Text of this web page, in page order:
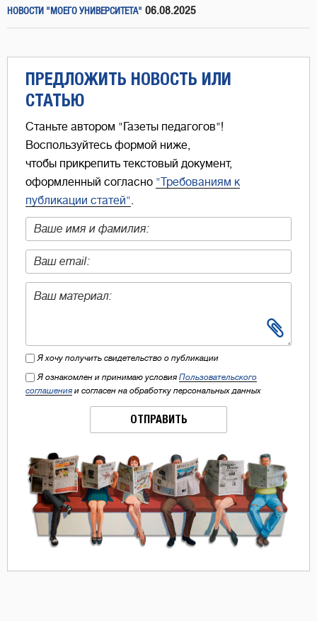
НОВОСТИ "МОЕГО УНИВЕРСИТЕТА" 06.08.2025
ПРЕДЛОЖИТЬ НОВОСТЬ ИЛИ
СТАТЬЮ
Станьте автором "Газеты педагогов"!
Воспользуйтесь формой ниже,
чтобы прикрепить текстовый документ,
оформленный согласно "Требованиям к
публикации статей"
Я хочу получить свидетельство о публикации
Я ознакомлен и принимаю условия Пользовательского
соглашения и согласен на обработку персональных данных
ОТПРАВИТЬ